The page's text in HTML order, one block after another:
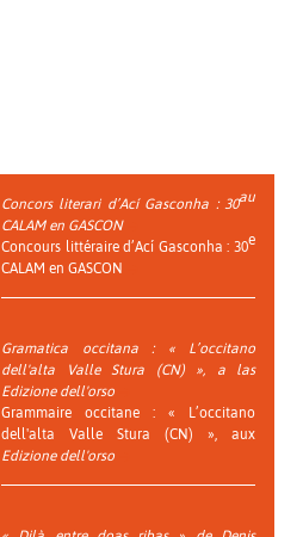
Concors literari d’Ací Gasconha : 30au
CALAM en GASCON
Concours littéraire d’Ací Gasconha : 30e
CALAM en GASCON
Gramatica occitana : « L’occitano
dell'alta Valle Stura (CN) », a las
Edizione dell'orso
Grammaire occitane : « L’occitano
dell'alta Valle Stura (CN) », aux
Edizione dell'orso